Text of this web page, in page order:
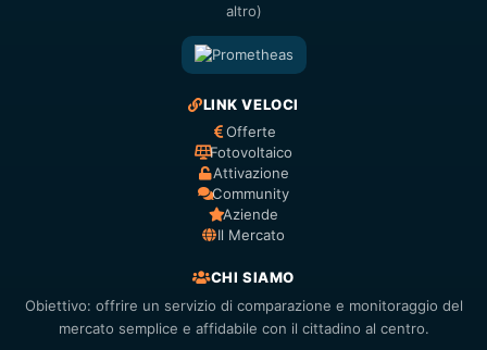
altro)
LINK VELOCI
Offerte
Fotovoltaico
Attivazione
Community
Aziende
Il Mercato
CHI SIAMO
Obiettivo: offrire un servizio di comparazione e monitoraggio del
mercato semplice e affidabile con il cittadino al centro.